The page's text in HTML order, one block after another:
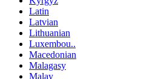
Latin
Latvian
Lithuanian
Luxembou..
Macedonian
Malagasy
Malay